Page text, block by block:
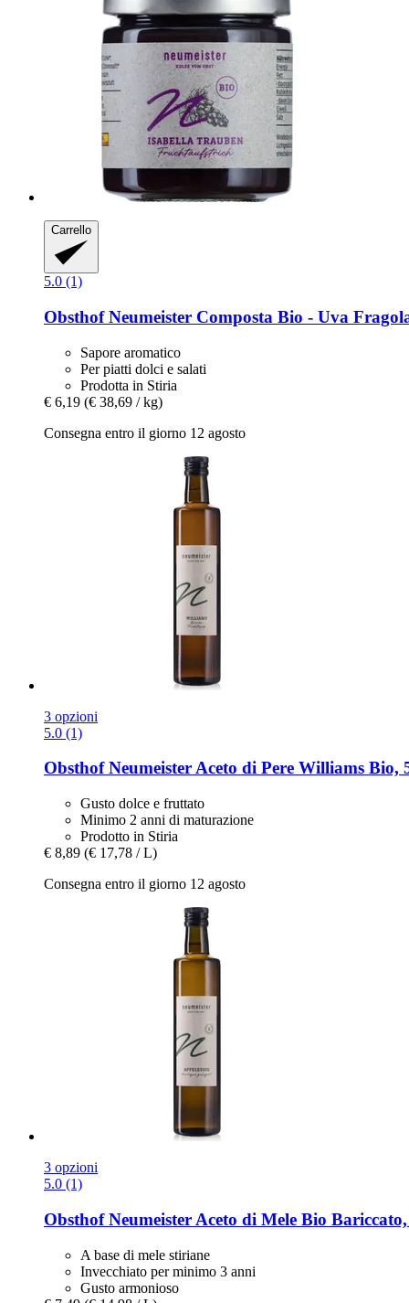
Carrello
5.0 (1)
Obsthof Neumeister Composta Bio -​ Uva
Sapore aromatico
Per piatti dolci e salati
Prodotta in Stiria
€ 6,19 (€ 38,69 / kg)
Consegna entro il giorno 12 agosto
3 opzioni
5.0 (1)
Obsthof NeumeisterAceto di Pere Williams Bio,
Gusto dolce e fruttato
Minimo 2 anni di maturazione
Prodotto in Stiria
€ 8,89 (€ 17,78 / L)
Consegna entro il giorno 12 agosto
3 opzioni
5.0 (1)
Obsthof Neumeister Aceto di Mele Bio
A base di mele stiriane
Invecchiato per minimo 3 anni
Gusto armonioso